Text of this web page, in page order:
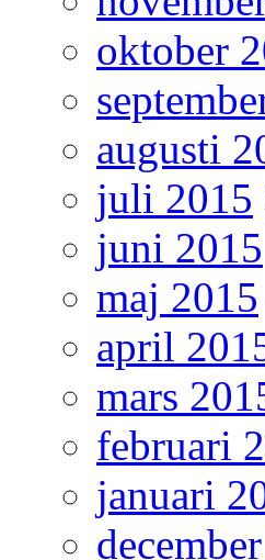
oktober
augusti
juli 2015
juni 2015
maj 2015
april
mars
februari
januari